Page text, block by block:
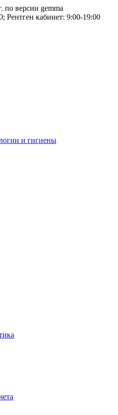
по версии gemma
Рентген кабинет: 9:00-19:00
и гигиены